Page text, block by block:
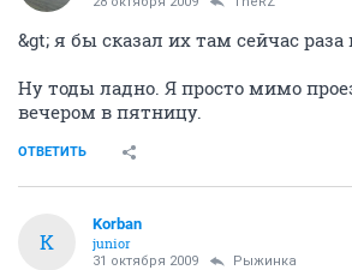
&gt; я бы сказал их там сейчас
Ну тоды ладно. Я просто мимо
вечером в пятницу.
ОТВЕТИТЬ
K
Korban
junior
31 октября 2009 Рыжинка